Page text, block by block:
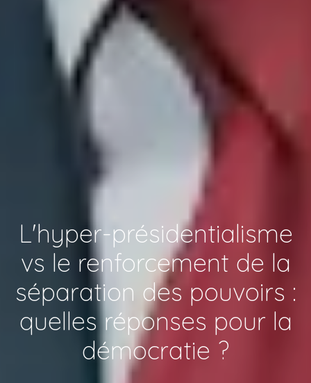
L'hyper-présidentialisme
vs le renforcement de la
séparation des pouvoirs :
quelles réponses pour la
démocratie ?